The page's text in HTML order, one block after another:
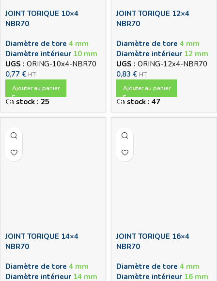
JOINT TORIQUE 10×4
NBR70
Diamètre de tore 4 mm
Diamètre intérieur 10 mm
UGS : ORING-10x4-NBR70
0,77 € HT
Ajouter au panier
En stock : 25
JOINT TORIQUE 12×4
NBR70
Diamètre de tore 4 mm
Diamètre intérieur 12 mm
UGS : ORING-12x4-NBR70
0,83 € HT
Ajouter au panier
En stock : 47
JOINT TORIQUE 14×4
NBR70
Diamètre de tore 4 mm
Diamètre intérieur 14 mm
JOINT TORIQUE 16×4
NBR70
Diamètre de tore 4 mm
Diamètre intérieur 16 mm